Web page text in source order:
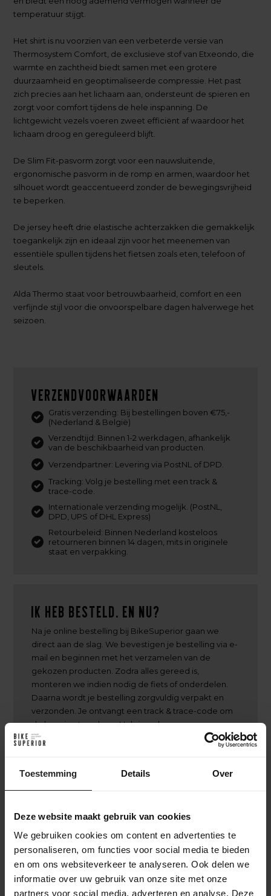
Toestemming Details Over
Deze website maakt gebruik van cookies
We gebruiken cookies om content en advertenties te
personaliseren, om functies voor social media te bieden
en om ons websiteverkeer te analyseren. Ook delen we
informatie over uw gebruik van onze site met onze
partners voor social media, adverteren en analyse. Deze
temperatuur stijgt.
Het shirt is nu voorzien van een verbeterde versie van
Thermosystem Comfort, de exclusieve stof van Etxeondo, die
warmte en zachtheid biedt samen met een grotere
duurzaamheid en geoptimaliseerde compressie. Het past
zich precies aan het lichaam aan, ondersteunt de spieren en
zorgt voor comfort tijdens de hele inspanning. De
lichtgewicht vezels voeren zweet efficiënt af waardoor het
lichaam droog en gereguleerd blijft.
De Slim Fit-pasvorm zorgt voor een nauwsluitende,
ergonomische pasvorm in de romp en armen, waardoor het
silhouet wordt geaccentueerd zonder de bewegingsvrijheid
te beperken.
De jersey heeft drie elastische achterzakken die gemakkelijk
toegankelijk zijn en ideaal zijn voor het meenemen van
essentiële spullen tijdens het fietsen zoals eten, telefoon of
sleutels.
Alda Thermo staat voor betrouwbaarheid, comfort en een
verfijnde stijl voor die onvoorspelbare dagen halverwege het
seizoen.
Verzendvoorwaarden
Gratis verzending: Bij bestellingen boven €75,-
(Nederland & België)
Verzendtijd: Binnen 1-2 werkdagen, afhankelijk
van de beschikbaarheid van producten.
Verzendpartner: Levering via PostNL of DPD.
Tracking: Volg je bestelling met een track &
trace-code.
Internationale verzending mogelijk. (PostNL,
DPD, UPS of DHL Express)
Retourbeleid: Binnen Nederland kosteloos
retourneren binnen 14 dagen, mits in originele
staat en verpakking.
Ik heb besteld. En nu?
Na je online bestelling bij BikeSuperior gaan we
direct aan de slag. We bevestigen je bestelling via e-
mail en beginnen met het verzamelen van de
gekozen producten. Zodra alles gereed is,
monteren we indien nodig de fiets of onderdelen.
Daarna wordt je bestelling zorgvuldig verpakt en
verzonden. Je ontvangt een track & trace-code om
de levering te volgen. Heb je gekozen voor een
custom build? Dan houden we je op de hoogte van
unieke fiets klaar is
Achter de schermen bij BikeSuperior
Het leveringsproces